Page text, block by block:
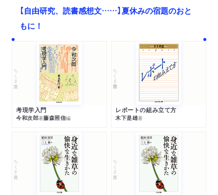
【自由研究、読書感想文……】夏休みの宿題のおと
もに！
ちくま文庫
考現学入門
今和次郎著藤森照信編
ちくま学芸文庫
レポートの組み立て方
木下是雄著
ちくま文庫 ちくま文庫